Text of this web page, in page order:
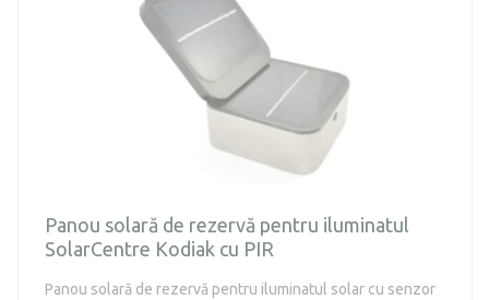
Panou solară de rezervă pentru iluminatul
SolarCentre Kodiak cu PIR
Panou solară de rezervă pentru iluminatul solar cu senzor